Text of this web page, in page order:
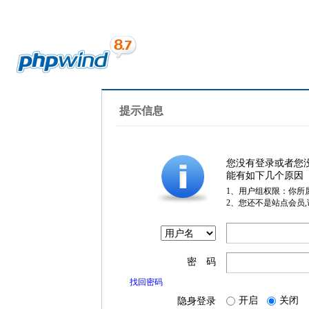
提示信息
您没有登录或者您
能有如下几个原因
1、用户组权限：你所
2、您还不是站点会员
密 码
找回密码
隐身登录 开启 关闭